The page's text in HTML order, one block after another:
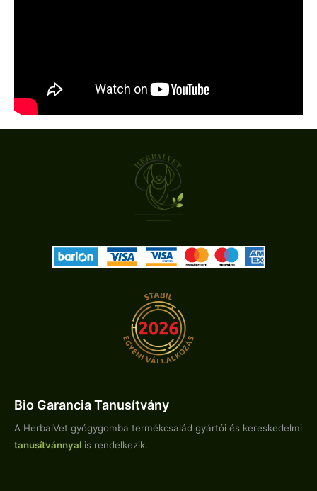
Bio Garancia Tanusítvány
A HerbalVet gyógygomba termékcsalád gyártói és kereskedelmi
tanusítvánnyal is rendelkezik.